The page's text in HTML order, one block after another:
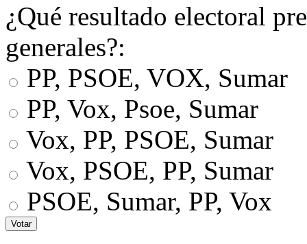
¿Qué resultado electoral
generales?:
PP, PSOE, VOX, Sumar
PP, Vox, Psoe, Sumar
Vox, PP, PSOE, Sumar
Vox, PSOE, PP, Sumar
PSOE, Sumar, PP, Vox